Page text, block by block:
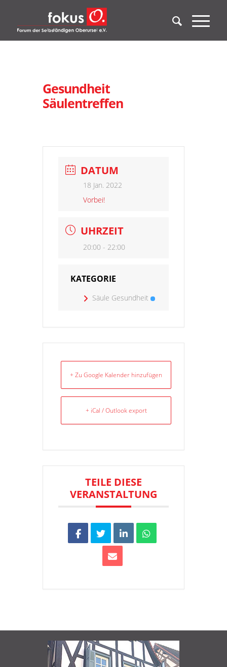
Gesundheit
Säulentreffen
DATUM
18 Jan. 2022
Vorbei!
UHRZEIT
20:00 - 22:00
KATEGORIE
Säule Gesundheit
+ Zu Google Kalender hinzufügen
+ iCal / Outlook export
TEILE DIESE
VERANSTALTUNG